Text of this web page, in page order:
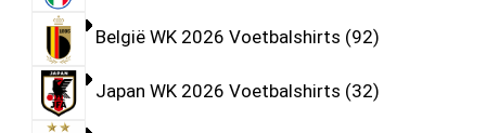
België WK 2026 Voetbalshirts 92
Japan WK 2026 Voetbalshirts 32